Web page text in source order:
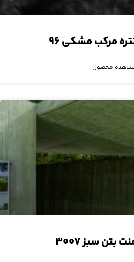
مرکب مشکی ۹۶
محصول
بتن سبز ۳۰۰۷